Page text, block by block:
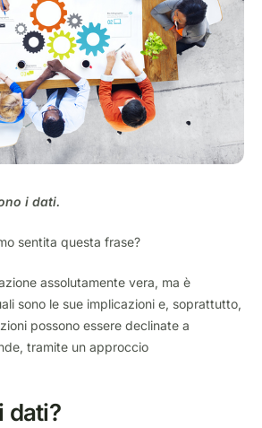
i dati.
sentita questa frase?
assolutamente vera, ma è
sono le sue implicazioni e, soprattutto,
possono essere declinate a
tramite un approccio
dati?